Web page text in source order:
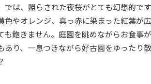
では、照らされた夜桜がとても幻想的で
色やオレンジ、真っ赤に染まった紅葉が
も飽きません。庭園を眺めながらお食事
あり、一息つきながら好古園をゆったり